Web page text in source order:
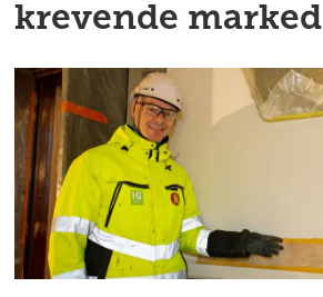
krevende marked